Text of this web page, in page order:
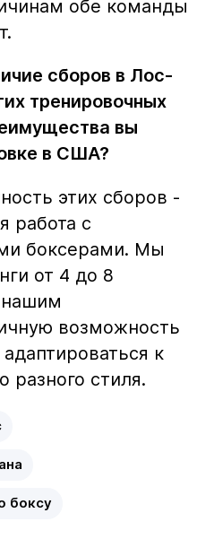
обе команды
сборов в Лос-
тренировочных
вы
в США?
этих сборов -
работа с
боксерами. Мы
от 4 до 8
нашим
возможность
к
разного стиля.
боксу